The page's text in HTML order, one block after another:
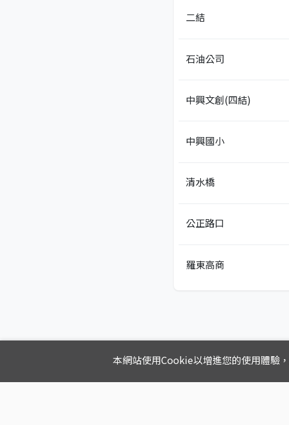
二結
石油公司
中興文創(四結)
中興國小
清水橋
公正路口
羅東高商
本網站使用Cookie以增進您的使用體驗，